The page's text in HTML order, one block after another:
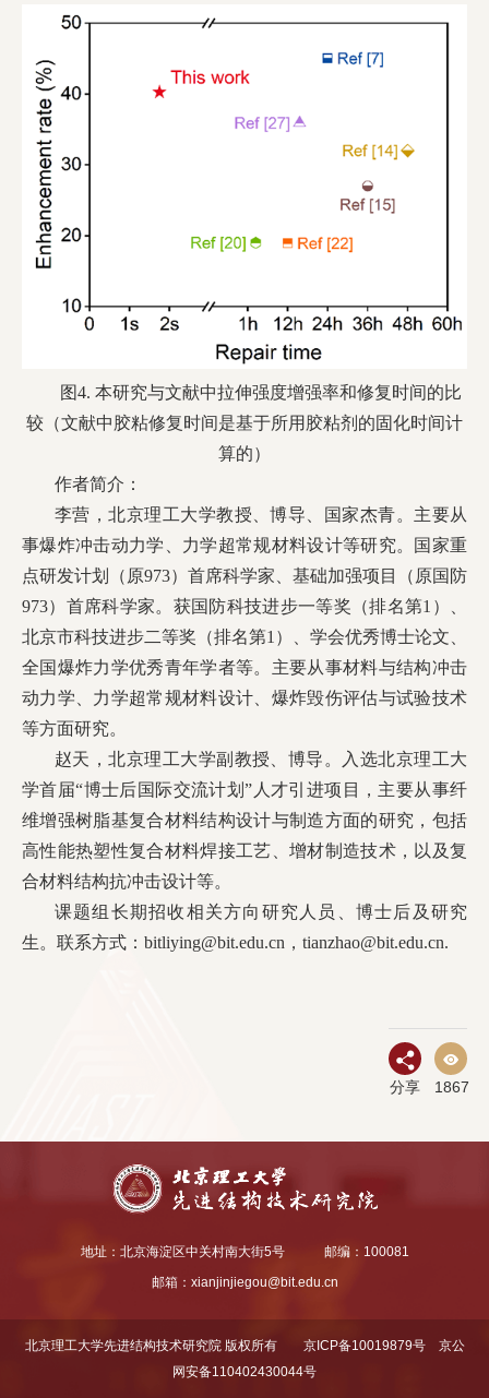
图4. 本研究与文献中拉伸强度增强率和修复时间的比
较（文献中胶粘修复时间是基于所用胶粘剂的固化时间计
算的）
作者简介：
李营，北京理工大学教授、博导、国家杰青。主要从
事爆炸冲击动力学、力学超常规材料设计等研究。国家重
点研发计划（原973）首席科学家、基础加强项目（原国防
973）首席科学家。获国防科技进步一等奖（排名第1）、
北京市科技进步二等奖（排名第1）、学会优秀博士论文、
全国爆炸力学优秀青年学者等。主要从事材料与结构冲击
动力学、力学超常规材料设计、爆炸毁伤评估与试验技术
等方面研究。
赵天，北京理工大学副教授、博导。入选北京理工大
学首届“博士后国际交流计划”人才引进项目，主要从事纤
维增强树脂基复合材料结构设计与制造方面的研究，包括
高性能热塑性复合材料焊接工艺、增材制造技术，以及复
合材料结构抗冲击设计等。
课题组长期招收相关方向研究人员、博士后及研究
生。联系方式：bitliying@bit.edu.cn，tianzhao@bit.edu.cn.
分享 1867
地址：北京海淀区中关村南大街5号
邮编：100081
邮箱： xianjinjiegou@bit.edu.cn
北京理工大学先进结构技术研究院 版权所有 京ICP备10019879号
京公
网安备110402430044号